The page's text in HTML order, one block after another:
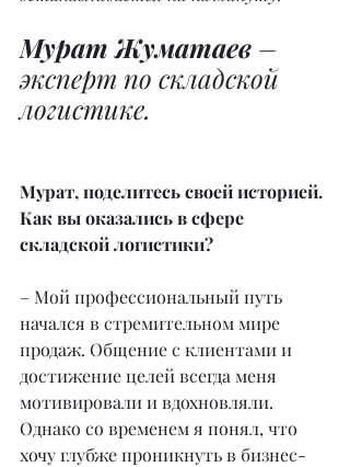
Мурат Жуматаев –
эксперт по складской
логистике.
Мурат, поделитесь своей историей.
Как вы оказались в сфере
складской логистики?
– Мой профессиональный путь
начался в стремительном мире
продаж. Общение с клиентами и
достижение целей всегда меня
мотивировали и вдохновляли.
Однако со временем я понял, что
хочу глубже проникнуть в бизнес-